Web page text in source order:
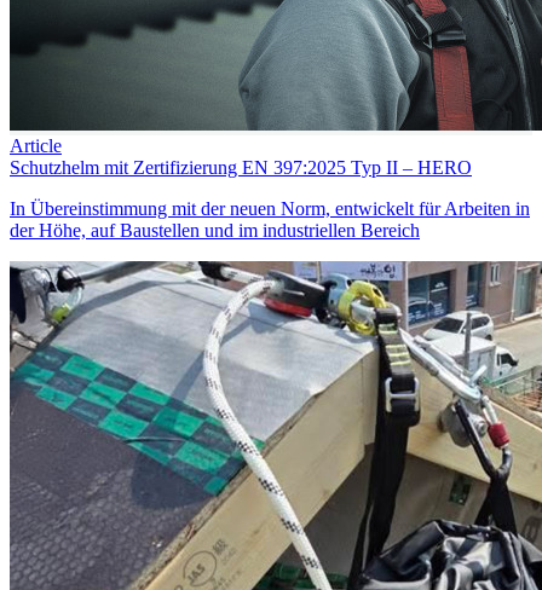
Article
Schutzhelm mit Zertifizierung EN 397:2025 Typ II – HERO
In Übereinstimmung mit der neuen Norm, entwickelt für Arbeiten in
der Höhe, auf Baustellen und im industriellen Bereich